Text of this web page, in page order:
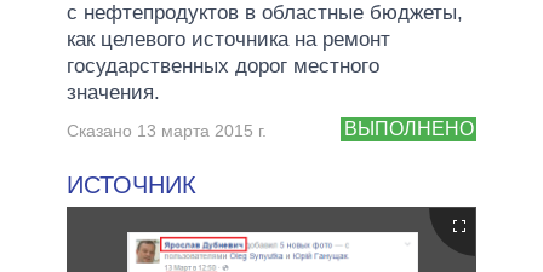
с нефтепродуктов в областные бюджеты,
как целевого источника на ремонт
государственных дорог местного
значения.
ВЫПОЛНЕНО
Сказано 13 марта 2015 г.
ИСТОЧНИК